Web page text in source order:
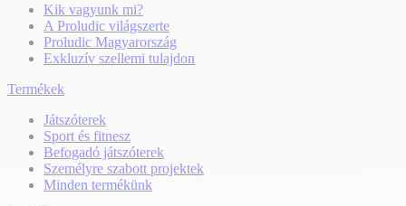
Kik vagyunk mi?
A Proludic világszerte
Proludic Magyarország
Exkluzív szellemi tulajdon
Termékek
Játszóterek
Sport és fitnesz
Befogadó játszóterek
Személyre szabott projektek
Minden termékünk